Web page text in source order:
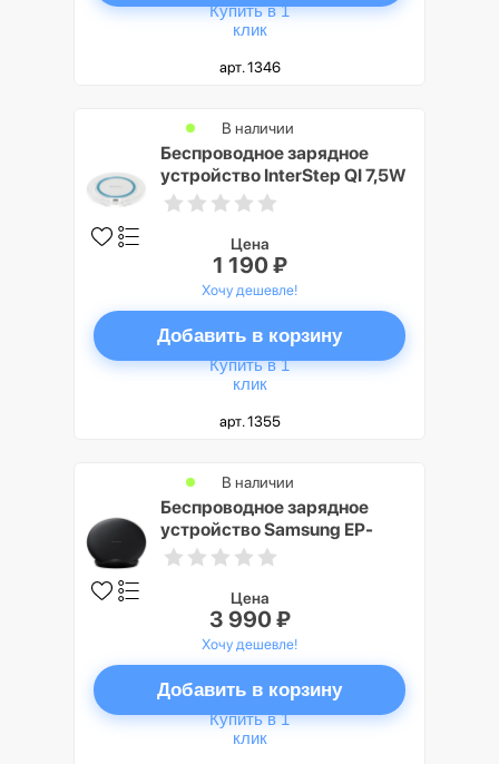
Купить в 1
клик
арт. 1346
Беспроводное зарядное
устройство InterStep QI 7,5W
White/Blue Stripe
В наличии
Цена
1 190 ₽
Хочу дешевле!
Добавить в корзину
Купить в 1
клик
арт. 1355
Беспроводное зарядное
устройство Samsung EP-
N5100 с функцией быстрой
В наличии
Цена
3 990 ₽
Хочу дешевле!
Добавить в корзину
Купить в 1
клик